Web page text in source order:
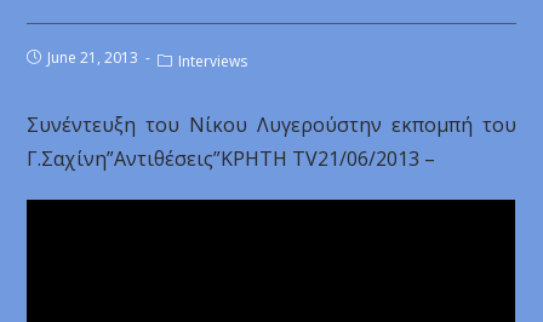
June 21, 2013 Interviews
Συνέντευξη του Νίκου Λυγερούστην εκπομπή του
Γ.Σαχίνη”Αντιθέσεις”ΚΡΗΤΗ TV21/06/2013 –